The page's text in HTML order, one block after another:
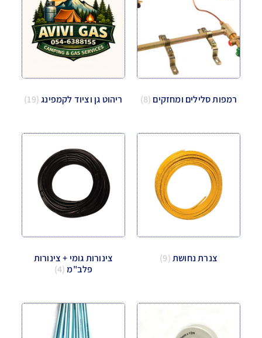
רמפות סלילים ומחזקים (8) ריהוט גן וציוד לקמפינג(19)
צנרת נחושת(9)
צינורות גומי + צינורות
פלב"מ (4)